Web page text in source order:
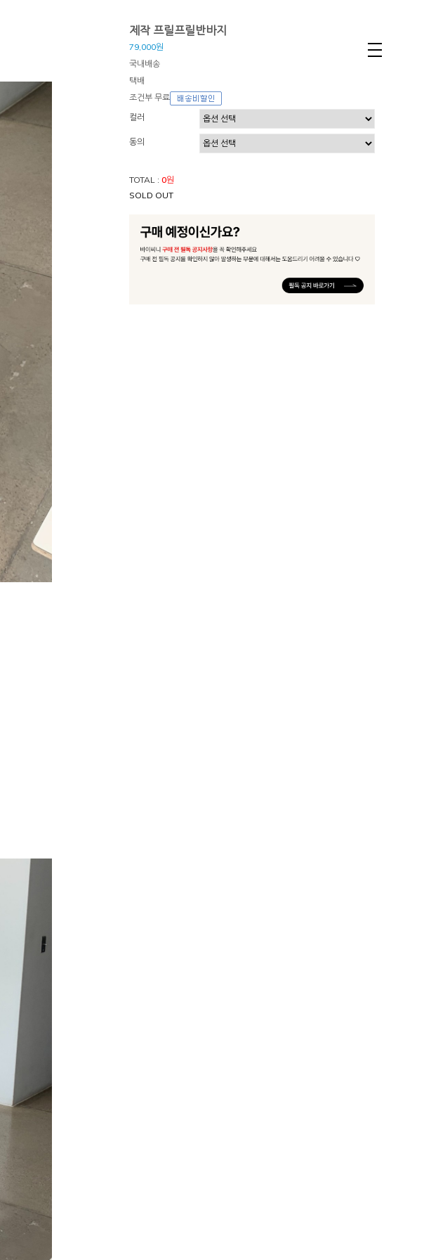
제작 프릴프릴반바지
79,000원
국내배송
택배
조건부 무료
컬러
동의
TOTAL : 0원
SOLD OUT